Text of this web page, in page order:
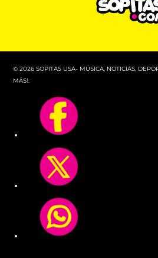
© 2026 SOPITAS USA- MÚSICA, NOTICIAS,
MÁS!.